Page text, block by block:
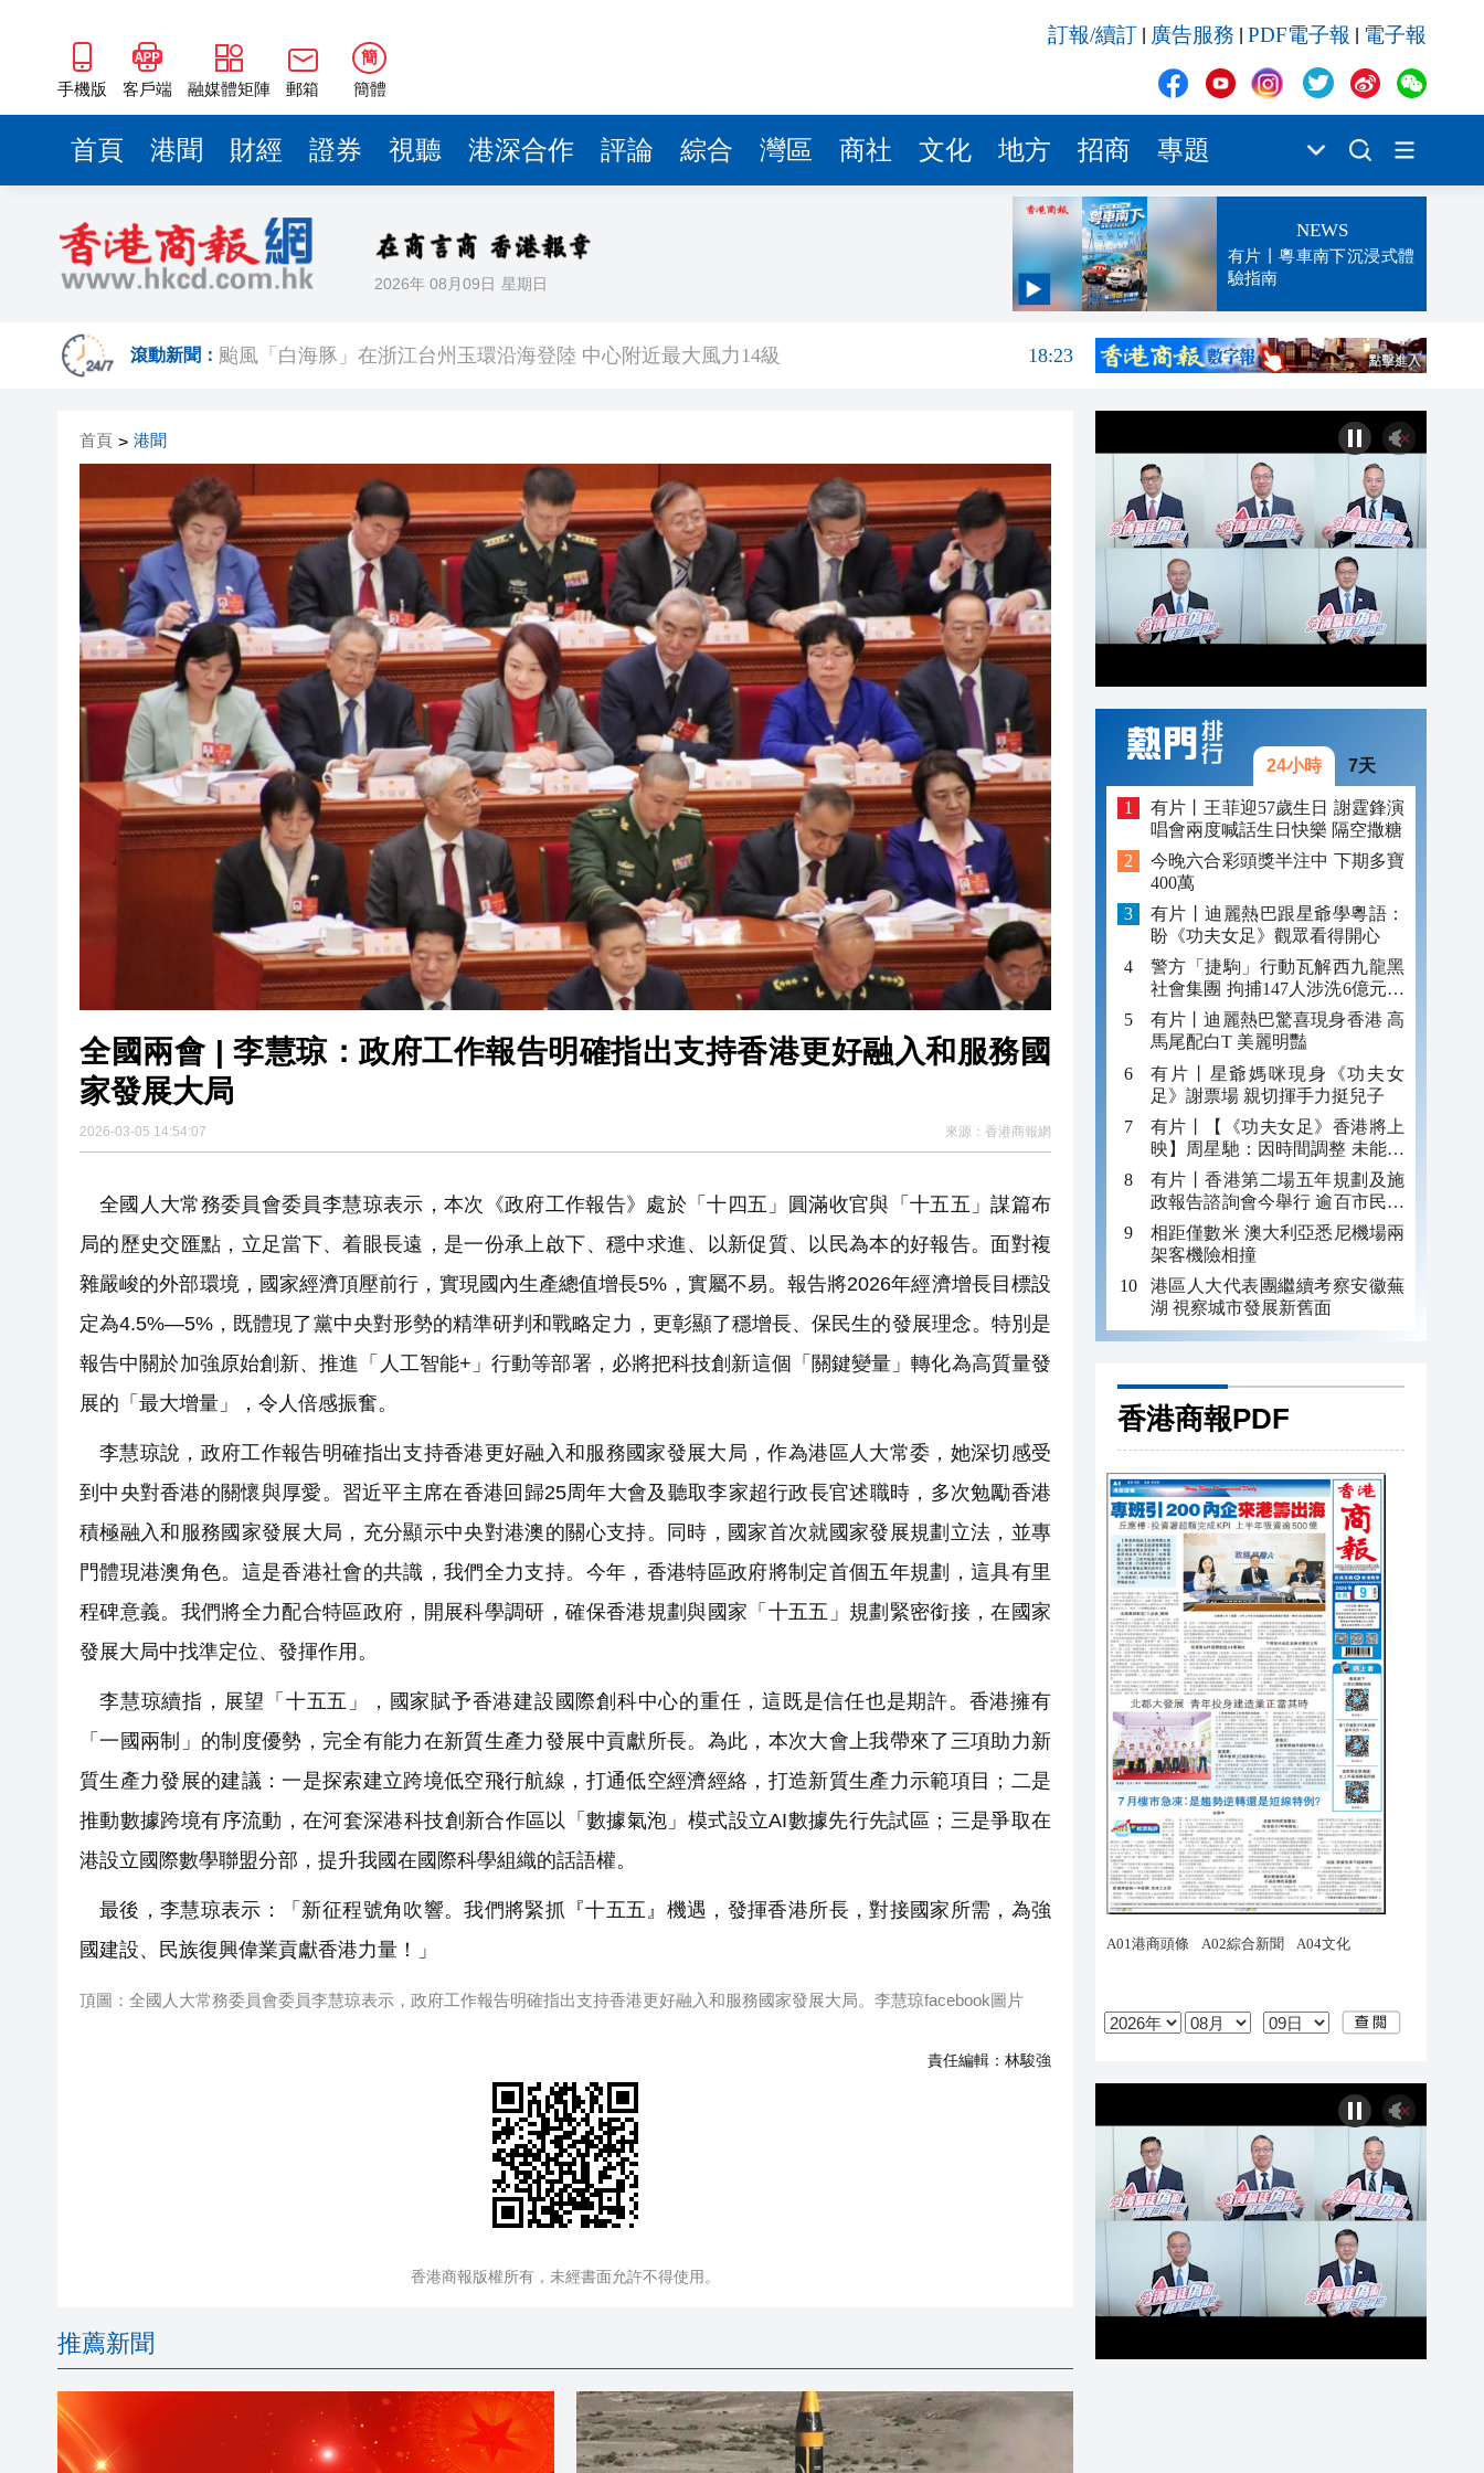
手機版 客戶端 融媒體矩陣 郵箱
簡
簡體
訂報/續訂 廣告服務 PDF電子報 電子報
首頁 港聞 財經 證券 視聽 港深合作 評論 綜合 灣區 商社 文化 地方 招商 專題
2026年 08月09日 星期日
NEWS
有片丨粵車南下沉浸式體
驗指南
滾動新聞： 颱風「白海豚」在浙江台州玉環沿海登陸 中心附近最大風力14級
18:23
「關鍵變量」？
泰國國家旅遊局：高度重視中國遊客旅遊體驗 將完善產品和服務
17:20
有片丨90場諮詢會廣納民意 李家超：首份五年規劃 三季度揭盅
17:18
警方破獲新界北村屋爆竊集團 拘5男女涉款210萬元
16:53
伊朗外長強調霍爾木茲海峽未重新開放
16:45
首頁 > 港聞
全國兩會 | 李慧琼：政府工作報告明確指出支持香港更好融入和服務國
家發展大局
2026-03-05 14:54:07 來源： 香港商報網
全國人大常務委員會委員李慧琼表示，本次《政府工作報告》處於「十四五」圓滿收官與「十五五」謀篇布
局的歷史交匯點，立足當下、着眼長遠，是一份承上啟下、穩中求進、以新促質、以民為本的好報告。面對複
雜嚴峻的外部環境，國家經濟頂壓前行，實現國內生產總值增長5%，實屬不易。報告將2026年經濟增長目標設
定為4.5%—5%，既體現了黨中央對形勢的精準研判和戰略定力，更彰顯了穩增長、保民生的發展理念。特別是
報告中關於加強原始創新、推進「人工智能+」行動等部署，必將把科技創新這個「關鍵變量」轉化為高質量發
展的「最大增量」，令人倍感振奮。
李慧琼說，政府工作報告明確指出支持香港更好融入和服務國家發展大局，作為港區人大常委，她深切感受
到中央對香港的關懷與厚愛。習近平主席在香港回歸25周年大會及聽取李家超行政長官述職時，多次勉勵香港
積極融入和服務國家發展大局，充分顯示中央對港澳的關心支持。同時，國家首次就國家發展規劃立法，並專
門體現港澳角色。這是香港社會的共識，我們全力支持。今年，香港特區政府將制定首個五年規劃，這具有里
程碑意義。我們將全力配合特區政府，開展科學調研，確保香港規劃與國家「十五五」規劃緊密銜接，在國家
發展大局中找準定位、發揮作用。
李慧琼續指，展望「十五五」，國家賦予香港建設國際創科中心的重任，這既是信任也是期許。香港擁有
「一國兩制」的制度優勢，完全有能力在新質生產力發展中貢獻所長。為此，本次大會上我帶來了三項助力新
質生產力發展的建議：一是探索建立跨境低空飛行航線，打通低空經濟經絡，打造新質生產力示範項目；二是
推動數據跨境有序流動，在河套深港科技創新合作區以「數據氣泡」模式設立AI數據先行先試區；三是爭取在
港設立國際數學聯盟分部，提升我國在國際科學組織的話語權。
最後，李慧琼表示：「新征程號角吹響。我們將緊抓『十五五』機遇，發揮香港所長，對接國家所需，為強
國建設、民族復興偉業貢獻香港力量！」
頂圖：全國人大常務委員會委員李慧琼表示，政府工作報告明確指出支持香港更好融入和服務國家發展大局。李慧琼facebook圖片
責任編輯： 林駿強
香港商報版權所有，未經書面允許不得使用。
推薦新聞
24小時 7天
有片丨王菲迎57歲生日 謝霆鋒演
唱會兩度喊話生日快樂 隔空撒糖
今晚六合彩頭獎半注中 下期多寶
400萬
有片丨迪麗熱巴跟星爺學粵語：
盼《功夫女足》觀眾看得開心
警方「捷駒」行動瓦解西九龍黑
社會集團 拘捕147人涉洗6億元黑
錢
有片丨迪麗熱巴驚喜現身香港 高
馬尾配白T 美麗明豔
有片丨星爺媽咪現身《功夫女
足》謝票場 親切揮手力挺兒子
有片丨【《功夫女足》香港將上
映】周星馳：因時間調整 未能製
作粵語版 對此深表遺憾
有片丨香港第二場五年規劃及施
政報告諮詢會今舉行 逾百市民出
席
相距僅數米 澳大利亞悉尼機場兩
架客機險相撞
港區人大代表團繼續考察安徽蕪
湖 視察城市發展新舊面
香港商報PDF